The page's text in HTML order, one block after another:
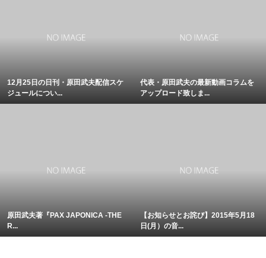
12月25日の日刊・原田武夫配信スケ
ジュールについ...
代表・原田武夫の最新動画コラムを
アップロード致しま...
原田武夫著『PAX JAPONICA -THE
R...
【お知らせとお詫び】2015年5月18
日(月）の音...